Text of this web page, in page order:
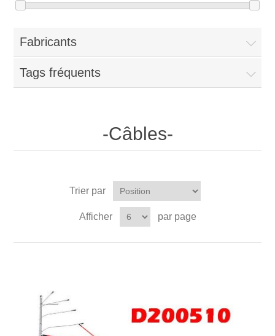
Fabricants
Tags fréquents
-Câbles-
Trier par
Afficher par page